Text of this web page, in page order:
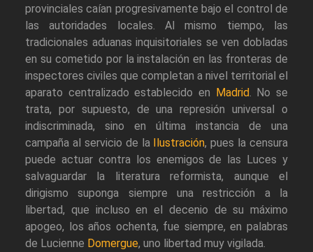
provinciales caían progresivamente bajo el control de
las autoridades locales. Al mismo tiempo, las
tradicionales aduanas inquisitoriales se ven dobladas
en su cometido por la instalación en las fronteras de
inspectores civiles que completan a nivel territorial el
aparato centralizado establecido en
Madrid. No se
trata, por supuesto, de una represión universal o
indiscriminada, sino en última instancia de una
campaña al servicio de la
Ilustración, pues la censura
puede actuar contra los enemigos de las Luces y
salvaguardar la literatura reformista, aunque el
dirigismo suponga siempre una restricción a la
libertad, que incluso en el decenio de su máximo
apogeo, los años ochenta, fue siempre, en palabras
de Lucienne Domergue, uno libertad muy vigilada.